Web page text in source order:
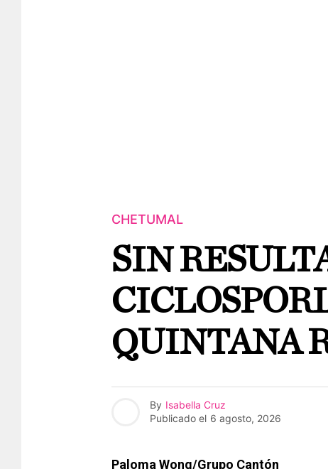
CHETUMAL
SIN
QUINTANA
By Isabella Cruz
Publicado el 6 agosto, 2026
Paloma Wong/Grupo Cantón